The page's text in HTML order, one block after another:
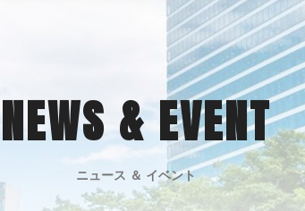
NEWS & EVENT
ニュース ＆ イベント